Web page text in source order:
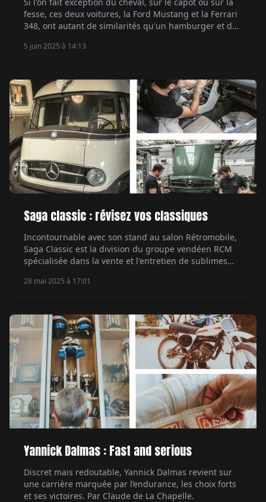
fesse, ces deux voitures, la Ford Mustang et la Ferrari
348, ont autant de similarités qu'un hamburger et des
homme de passion aux multiples casquettes. Par
5 juin 2025 à 14:13
Saga classic : révisez vos classiques
Incontournable avec son stand au salon Rétromobile,
Saga Classic est la division du groupe vendéen RCM
spécialisée dans la vente et l'entretien de sublimes
Relandeau et le PDG Ronan Chabot revendiquent un
28 mai 2025 à 17:01
Yannick Dalmas : Fast and serious
Discret mais redoutable, Yannick Dalmas revient sur
une carrière marquée par l’endurance, les choix forts
et ses victoires. Par Claude de La Chapelle.